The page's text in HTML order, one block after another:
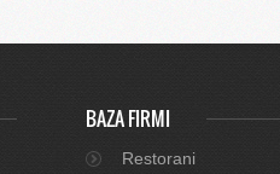
BAZA FIRMI
Restorani